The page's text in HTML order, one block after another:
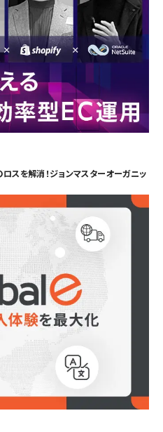
を解消！ジョンマスターオーガニッ